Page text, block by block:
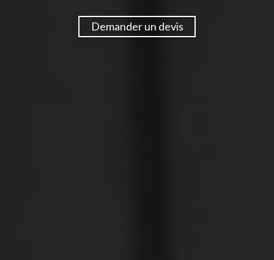
Demander un devis